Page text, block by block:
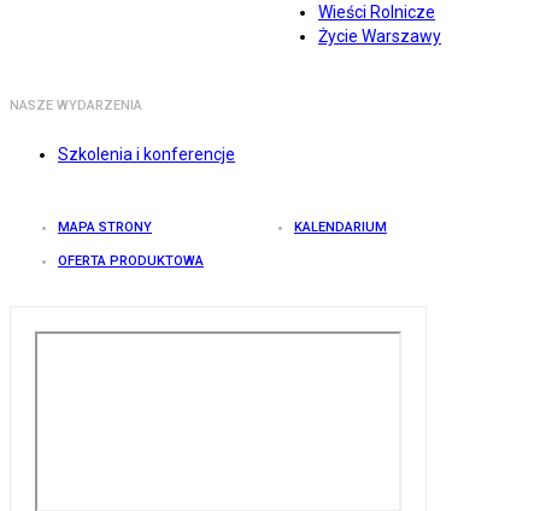
Wieści Rolnicze
Życie Warszawy
NASZE WYDARZENIA
Szkolenia i konferencje
MAPA STRONY KALENDARIUM
OFERTA PRODUKTOWA